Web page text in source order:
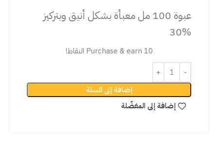
عبوة 100 مل معبأة بشكل أنيق وبتركيز
%30
Purchase & earn 10 النقاط!
إضافة إلى السلة
إضافة إلى المفضّلة